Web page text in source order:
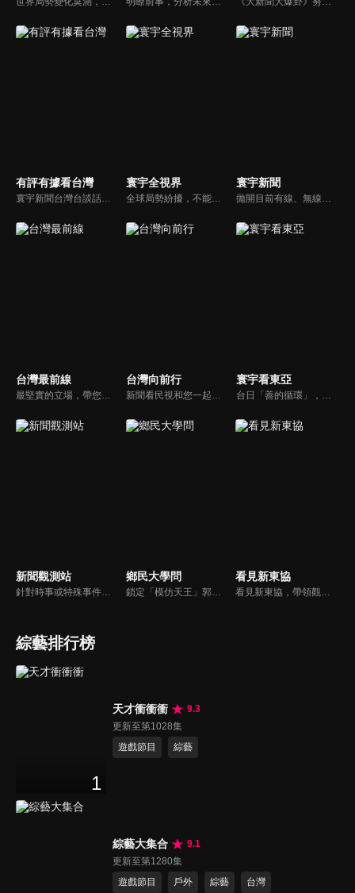
有評有據看台灣
寰宇新聞台灣台談話性節目《有評有據看台灣》節目跳脫來賓演繹的「浮誇情境式政論型態」，改採網路大數據點題，直視分析選情實相，帶您「有評、有據」的遍覽政經大小事。
寰宇全視界
全球局勢紛擾，不能置身事外！主播任明玥主持，嶄新一季《寰宇全視界2.0》，集結各領域重磅嘉賓，犀利評論、深度視角，帶您洞悉世界局勢脈絡，開拓兩岸和國際新視野，《寰宇全視界2.0》，帶給您最具含金量的觀點。
寰宇新聞
拋開目前有線、無線電視台新聞的包袱和制式化內容，沒有絕對立場、沒有口水漫罵，永遠以「關心」、「貼心」、「用心」做最對的報導，是台灣獨一無二最專屬新聞頻道。
台灣最前線
最堅實的立場，帶您洞悉台灣新知。最專業的陣容，帶您打開『視』界。政治人民做主，一同掌握即實政壇資訊，『EYE』台灣的政論談話節目。
台灣向前行
新聞看民視和您一起討論最新最熱的時事新聞！
寰宇看東亞
台日「善的循環」，貨真價實？韓國文化，無堅不摧？台灣對於日韓的獨特情感，細膩且複雜，有美麗浪花，更有驚濤駭浪，寰宇新聞台全新節目《寰宇看東亞》，將和觀眾一起探訪台灣和日韓的真實連結，挖掘人物秘辛和內幕故事，剖析東亞政經局勢。
新聞觀測站
針對時事或特殊事件邀請來賓進行深度探討，或專訪各領域傑出人士。
鄉民大學問
鎖定「模仿天王」郭子乾，還有高顏值學霸大學生辛辣提問唷！全新優質節目都在NOWnews《鄉民大學問》！
看見新東協
看見新東協，帶領觀眾發現東協新市場、新思維，了解東南亞各國在地文化、政治、政策、並從數字看財經脈動，做最深入外資和本土產業投資分析，發掘您所不知道的東協新商機。
綜藝排行榜
1
天才衝衝衝
9.3
更新至第1028集
遊戲節目
綜藝
綜藝大集合
9.1
更新至第1280集
遊戲節目
戶外 綜藝 台灣